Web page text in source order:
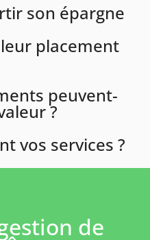
son épargne
placement
peuvent-
?
vos services ?
de